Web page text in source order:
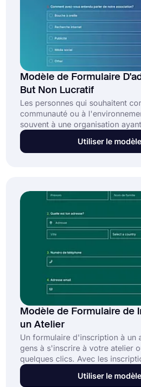
Modèle de Formulaire
But Non Lucratif
Les personnes qui souhaitent
communauté ou à
souvent à une organisation
commun. Un formulaire
lucratif aide les gens à s'inscrire
pouvez créer votre propre
permettre aux gens de rejoindre
organisation en ligne.
Utiliser le modèle
Modèle de Formulaire de
un Atelier
Un formulaire d'inscription à un
gens à s'inscrire à votre atelier
quelques clics. Avec les
vous toucherez plus de
le processus d'inscription à
Utiliser le modèle